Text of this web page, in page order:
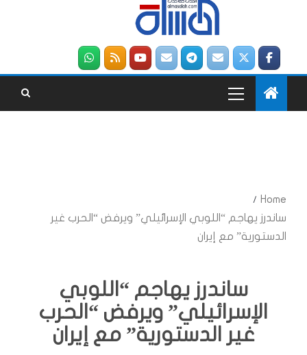
Home
ساندرز يهاجم “اللوبي الإسرائيلي” ويرفض “الحرب غير
الدستورية” مع إيران
ساندرز يهاجم “اللوبي
الإسرائيلي” ويرفض “الحرب
غير الدستورية” مع إيران